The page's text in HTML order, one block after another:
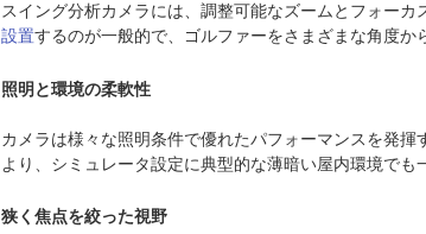
スイング分析カメラには、調整可能なズームとフォーカ
設置するのが一般的で、ゴルファーをさまざまな角度か
照明と環境の柔軟性
カメラは様々な照明条件で優れたパフォーマンスを発
より、シミュレータ設定に典型的な薄暗い屋内環境でも
狭く焦点を絞った視野